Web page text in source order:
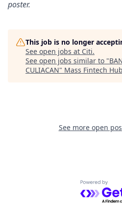
poster.
This job is no longer
See open jobs at Citi.
See open jobs similar to "
CULIACAN" Mass Fintech Hub
See more open
Powered